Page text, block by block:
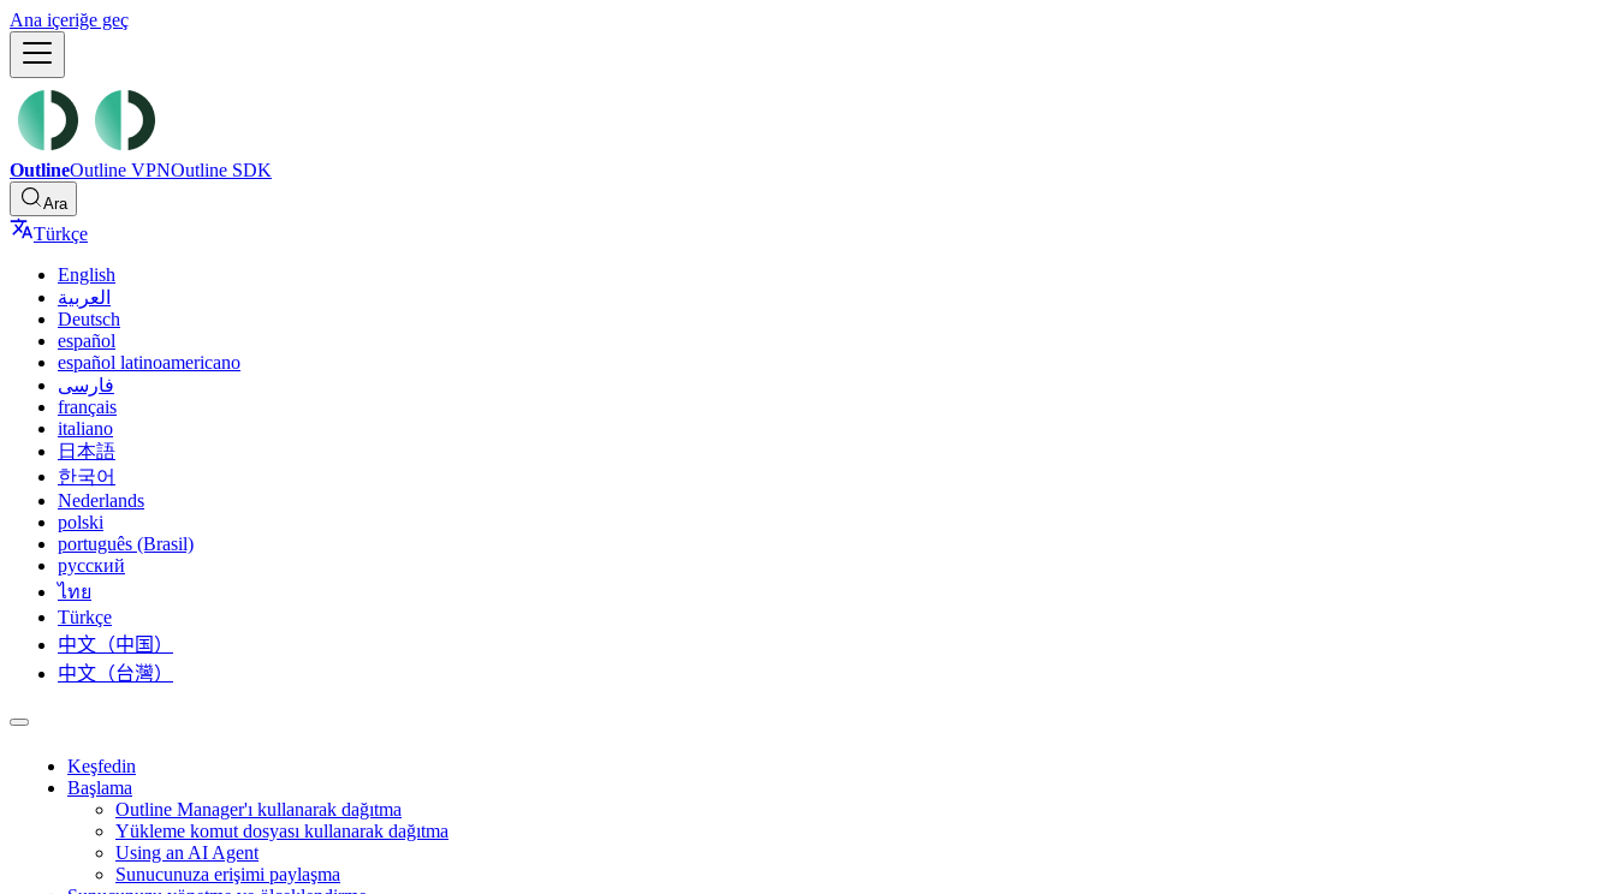
Ana içeriğe geç
OutlineOutline VPNOutline SDK
Ara
Türkçe
English
العربية
Deutsch
español
español latinoamericano
فارسی
français
italiano
日本語
한국어
Nederlands
polski
português (Brasil)
русский
ไทย
Türkçe
中文（中国）
中文（台灣）
Keşfedin
Başlama
Outline Manager'ı kullanarak dağıtma
Yükleme komut dosyası kullanarak dağıtma
Using an AI Agent
Sunucunuza erişimi paylaşma